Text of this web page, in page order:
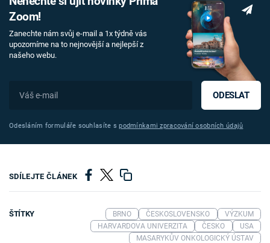
Zoom!
Zanechte nám svůj e-mail a 1x týdně vás
upozorníme na to nejnovější a nejlepší z
našeho webu.
ODESLAT
Odesláním formuláře souhlasíte spodmínkami zpracování osobních údajů
SDÍLEJTE ČLÁNEK
ŠTÍTKY BRNO ČESKOSLOVENSKO
VÝZKUM
HARVARDOVA UNIVERZITA
ČESKO
USA
MASARYKŮV ONKOLOGICKÝ ÚSTAV